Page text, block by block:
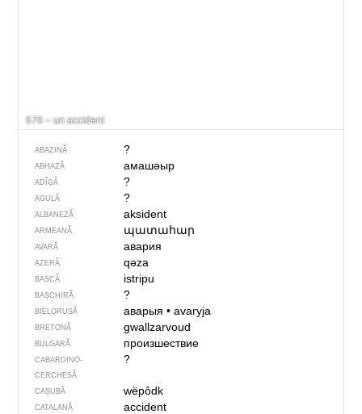
676 – un accident
ABAZINĂ ?
ABHAZĂ амашәыр
ADÎGĂ ?
AGULĂ ?
ALBANEZĂ aksident
ARMEANĂ պատահար
AVARĂ авария
AZERĂ qəza
BASCĂ istripu
BAȘCHIRĂ ?
BIELORUSĂ аварыя• avaryja
BRETONĂ gwallzarvoud
BULGARĂ произшествие
CABARDINO-
CERCHESĂ
?
CAȘUBĂ wëpôdk
CATALANĂ accident